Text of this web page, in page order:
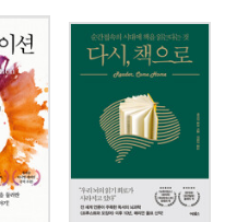
직이는 글자의 그릇이고, 보
이며, 알 수 없는 단어들의
고, 베껴 쓰고, 앞의 내용을
없다고 누가 말하겠는가?
기에 관한 경이로운 탐사
았다” ‘읽기’에 관한 모든